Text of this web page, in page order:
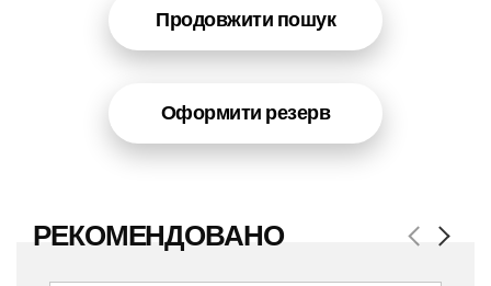
Продовжити пошук
Оформити резерв
РЕКОМЕНДОВАНО Previous
Next